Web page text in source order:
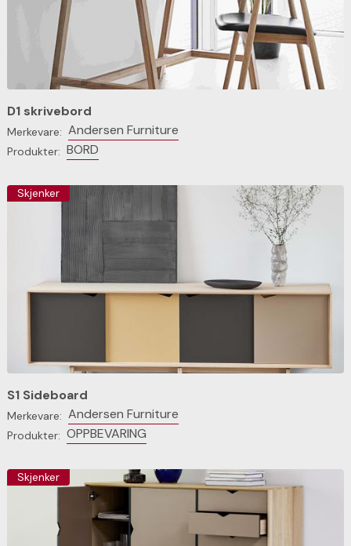
D1 skrivebord
Merkevare: Andersen Furniture
Produkter: BORD
Skjenker
S1 Sideboard
Merkevare: Andersen Furniture
Produkter: OPPBEVARING
Skjenker